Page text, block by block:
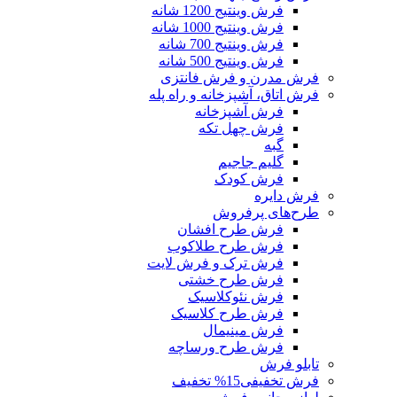
فرش وینتیج 1200 شانه
فرش وینتیج 1000 شانه
فرش وینتیج 700 شانه
فرش وینتیج 500 شانه
فرش مدرن و فرش فانتزی
فرش اتاق، آشپزخانه و راه پله
فرش آشپزخانه
فرش چهل تکه
گبه
گلیم جاجیم
فرش کودک
فرش دایره
طرح‌های پرفروش
فرش طرح افشان
فرش طرح طلاکوب
فرش ترک و فرش لایت
فرش طرح خشتی
فرش نئوکلاسیک
فرش طرح کلاسیک
فرش مینیمال
فرش طرح ورساچه
تابلو فرش
فرش تخفیفی15% تخفیف